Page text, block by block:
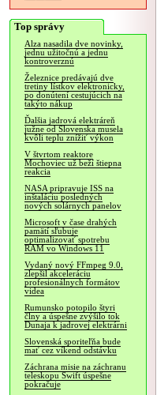
Top správy
Alza nasadila dve novinky,
jednu užitočnú a jednu
kontroverznú
Železnice predávajú dve
tretiny lístkov elektronicky,
po donútení cestujúcich na
takýto nákup
Ďalšia jadrová elektráreň
južne od Slovenska musela
kvôli teplu znížiť výkon
V štvrtom reaktore
Mochoviec už beží štiepna
reakcia
NASA pripravuje ISS na
inštaláciu posledných
nových solárnych panelov
Microsoft v čase drahých
pamätí sľubuje
optimalizovať spotrebu
RAM vo Windows 11
Vydaný nový FFmpeg 9.0,
zlepšil akceleráciu
profesionálnych formátov
videa
Rumunsko potopilo štyri
člny a úspešne zvýšilo tok
Dunaja k jadrovej elektrárni
Slovenská sporiteľňa bude
mať cez víkend odstávku
Záchrana misie na záchranu
teleskopu Swift úspešne
pokračuje